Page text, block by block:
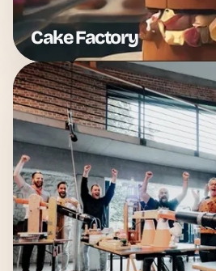
Cake Factory